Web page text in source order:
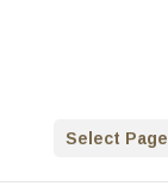
Select Page